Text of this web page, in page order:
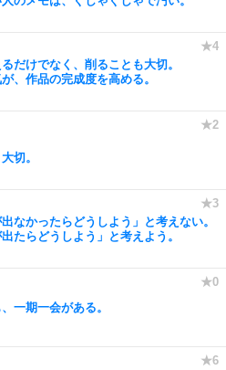
だけでなく、削ることも大切。
、作品の完成度を高める。
切。
出なかったらどうしよう」と考えない。
出たらどうしよう」と考えよう。
一期一会がある。